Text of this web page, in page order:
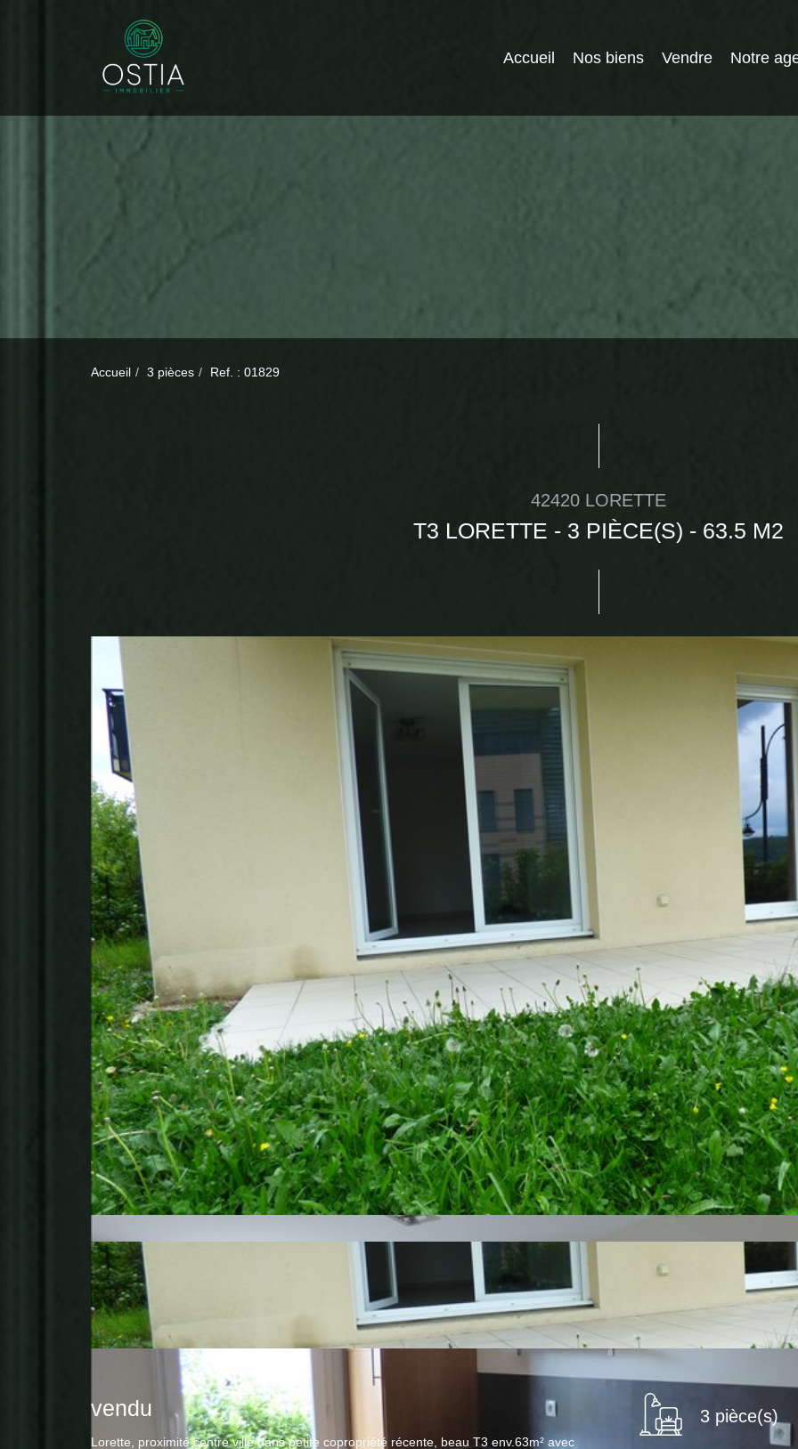
Accueil Nos biens Vendre Notre
Accueil 3 pièces Ref. : 01829
42420 LORETTE
T3 LORETTE - 3 PIÈCE(S) - 63.5 M2
vendu
Lorette, proximité centre ville dans petite copropriété récente, beau T3 env.63m² avec
3 pièce(s)